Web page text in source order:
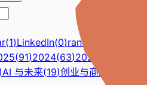
(1)LinkedIn(0)rancheng.org
(91)2024(63)2023
)AI 与未来(19)创业与商业